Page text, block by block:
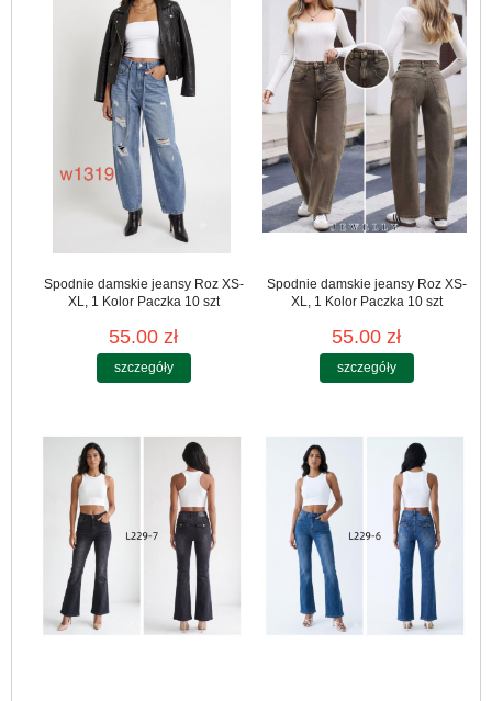
Spodnie damskie jeansy Roz XS-
XL, 1 Kolor Paczka 10 szt
55.00 zł
szczegóły
Spodnie damskie jeansy Roz XS-
XL, 1 Kolor Paczka 10 szt
55.00 zł
szczegóły